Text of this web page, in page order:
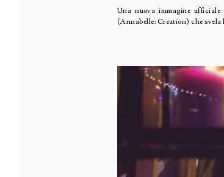
Una nuova immagine
(Annabelle: Creation) che svela